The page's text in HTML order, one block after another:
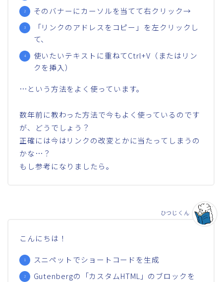
そのバナーにカーソルを当てて右クリック→
「リンクのアドレスをコピー」を左クリックし
て、
使いたいテキストに重ねてCtrl+V（またはリン
クを挿入）
…という方法をよく使っています。
数年前に教わった方法で今もよく使っているのです
が、どうでしょう？
正確には今はリンクの改変とかに当たってしまうの
かな…？
もし参考になりましたら。
こんにちは！
スニペットでショートコードを生成
Gutenbergの「カスタムHTML」のブロックを
ひつじくん